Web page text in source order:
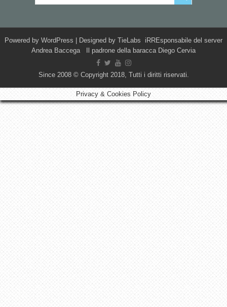
Powered by WordPress | Designed by TieLabs iRREsponsabile del server
Andrea Baccega Il padrone della baracca Diego Cervia
Since 2008 © Copyright 2018, Tutti i diritti riservati.
Privacy & Cookies Policy